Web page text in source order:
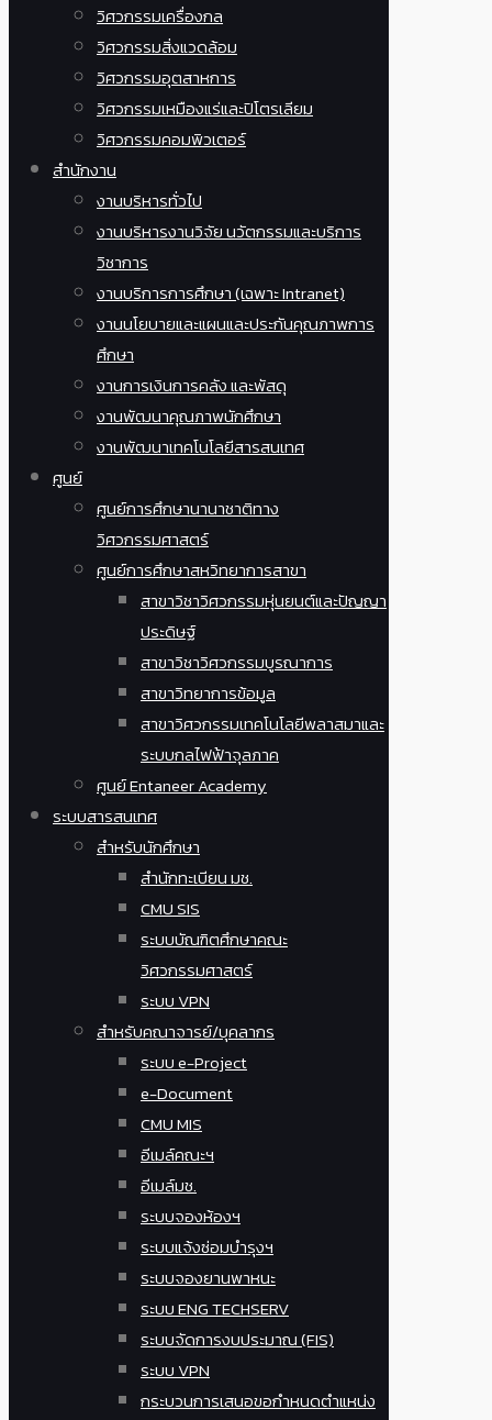
วิศวกรรมเครื่องกล
วิศวกรรมสิ่งแวดล้อม
วิศวกรรมอุตสาหการ
วิศวกรรมเหมืองแร่และปิโตรเลียม
วิศวกรรมคอมพิวเตอร์
สำนักงาน
งานบริหารทั่วไป
งานบริหารงานวิจัย นวัตกรรมและบริการ
วิชาการ
งานบริการการศึกษา (เฉพาะ Intranet)
งานนโยบายและแผนและประกันคุณภาพการ
ศึกษา
งานการเงินการคลัง และพัสดุ
งานพัฒนาคุณภาพนักศึกษา
งานพัฒนาเทคโนโลยีสารสนเทศ
ศูนย์
ศูนย์การศึกษานานาชาติทาง
วิศวกรรมศาสตร์
ศูนย์การศึกษาสหวิทยาการสาขา
สาขาวิชาวิศวกรรมหุ่นยนต์และปัญญา
ประดิษฐ์
สาขาวิชาวิศวกรรมบูรณาการ
สาขาวิทยาการข้อมูล
สาขาวิศวกรรมเทคโนโลยีพลาสมาและ
ระบบกลไฟฟ้าจุลภาค
ศูนย์ Entaneer Academy
ระบบสารสนเทศ
สำหรับนักศึกษา
สำนักทะเบียน มช.
CMU SIS
ระบบบัณฑิตศึกษาคณะ
วิศวกรรมศาสตร์
ระบบ VPN
สำหรับคณาจารย์/บุคลากร
ระบบ e-Project
e-Document
CMU MIS
อีเมล์คณะฯ
อีเมล์มช.
ระบบจองห้องฯ
ระบบแจ้งซ่อมบำรุงฯ
ระบบจองยานพาหนะ
ระบบ ENG TECHSERV
ระบบจัดการงบประมาณ (FIS)
ระบบ VPN
กระบวนการเสนอขอกำหนดตำแหน่ง